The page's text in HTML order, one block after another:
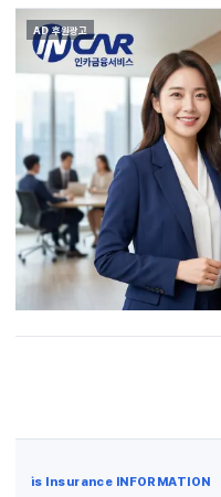
AD 후원광고
is Insurance INFORMATION